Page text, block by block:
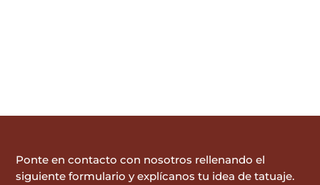
Ponte en contacto con nosotros rellenando el
siguiente formulario y explícanos tu idea de tatuaje.